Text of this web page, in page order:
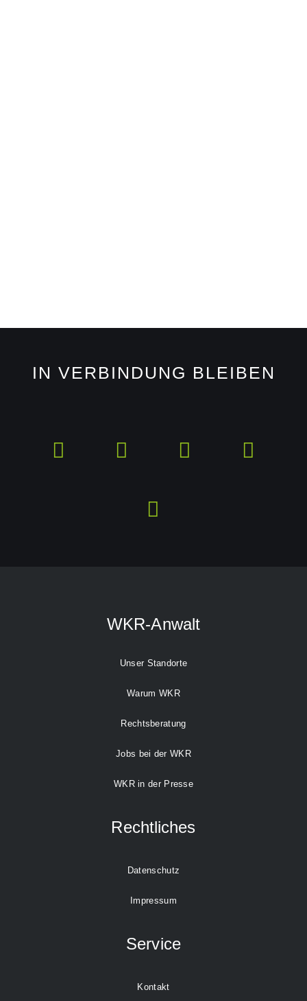
IN VERBINDUNG BLEIBEN
WKR-Anwalt
Unser Standorte
Warum WKR
Rechtsberatung
Jobs bei der WKR
WKR in der Presse
Rechtliches
Datenschutz
Impressum
Service
Kontakt